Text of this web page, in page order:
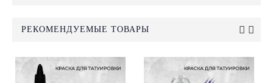
РЕКОМЕНДУЕМЫЕ ТОВАРЫ